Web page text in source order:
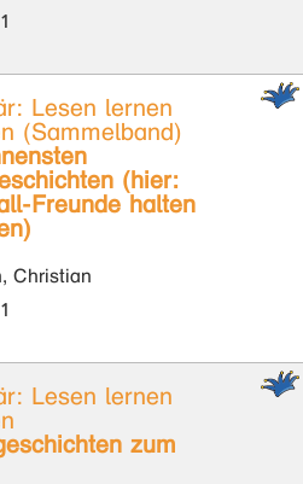
Lesen lernen
(Sammelband)
(hier:
Freunde halten
Christian
Lesen lernen
zum